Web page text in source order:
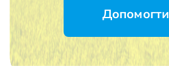
Допомогти